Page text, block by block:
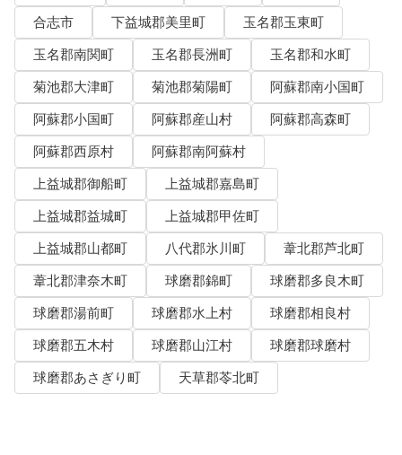
合志市
下益城郡美里町
玉名郡玉東町
玉名郡南関町
玉名郡長洲町
玉名郡和水町
菊池郡大津町
菊池郡菊陽町
阿蘇郡南小国町
阿蘇郡小国町
阿蘇郡産山村
阿蘇郡高森町
阿蘇郡西原村
阿蘇郡南阿蘇村
上益城郡御船町
上益城郡嘉島町
上益城郡益城町
上益城郡甲佐町
上益城郡山都町
八代郡氷川町
葦北郡芦北町
葦北郡津奈木町
球磨郡錦町
球磨郡多良木町
球磨郡湯前町
球磨郡水上村
球磨郡相良村
球磨郡五木村
球磨郡山江村
球磨郡球磨村
球磨郡あさぎり町
天草郡苓北町